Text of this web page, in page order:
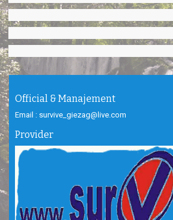
Official & Manajement
Email : survive_giezag@live.com
Provider